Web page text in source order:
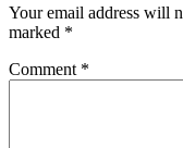
Your email address will
marked *
Comment *